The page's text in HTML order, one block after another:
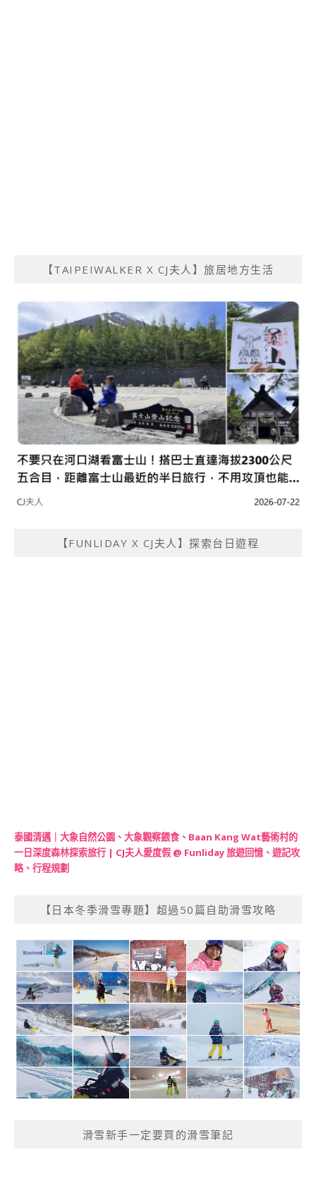
【TAIPEIWALKER X CJ夫人】旅居地方生活
【FUNLIDAY X CJ夫人】探索台日遊程
泰國清邁｜大象自然公園、大象觀察餵食、Baan Kang Wat藝術村的
一日深度森林探索旅行 | CJ夫人愛度假 @ Funliday 旅遊回憶、遊記攻
略、行程規劃
【日本冬季滑雪專題】超過50篇自助滑雪攻略
滑雪新手一定要買的滑雪筆記